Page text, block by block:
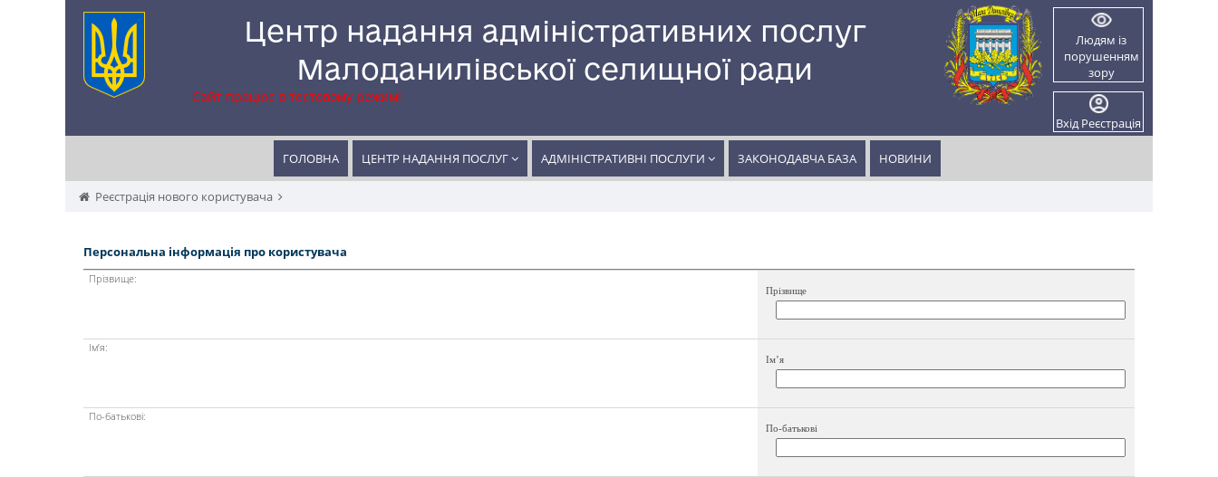
Центр надання адміністративних послуг
Малоданилівської селищної ради
Сайт працює в тестовому режимі
Людям із
порушенням
зору
Вхід Реєстрація
ГОЛОВНА ЦЕНТР НАДАННЯ ПОСЛУГ АДМІНІСТРАТИВНІ ПОСЛУГИ ЗАКОНОДАВЧА БАЗА НОВИНИ
Реєстрація нового користувача
Персональна інформація про користувача
Прізвище:
Прізвище
Ім’я:
Ім’я
По-батькові:
По-батькові